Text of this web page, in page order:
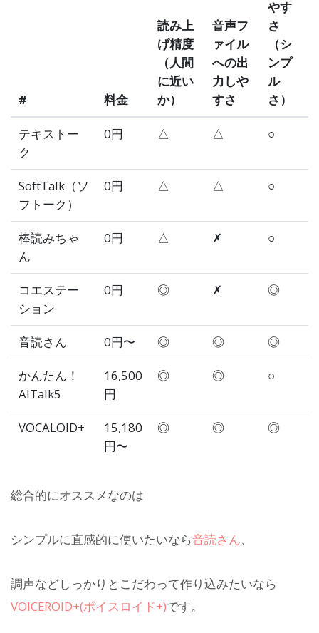
# 料金
読み上
げ精度
（人間
に近い
か）
音声フ
ァイル
への出
力しや
すさ
やす
さ
（シ
ンプ
ル
さ）
テキストー
ク
0円 △ △ ○
SoftTalk（ソ
フトーク）
0円 △ △ ○
棒読みちゃ
ん
0円 △ ✗ ○
コエステー
ション
0円 ◎ ✗ ◎
音読さん 0円〜 ◎ ◎ ◎
かんたん！
AITalk5
16,500
円
◎ ◎ ○
VOCALOID+
15,180
円〜
◎ ◎ ◎
総合的にオススメなのは
シンプルに直感的に使いたいなら音読さん、
調声などしっかりとこだわって作り込みたいなら
VOICEROID+(ボイスロイド+)です。